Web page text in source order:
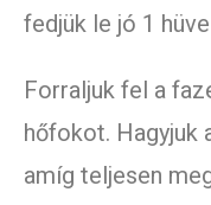
fedjük le jó 1
Forraljuk fel a
hőfokot. Hagyjuk
amíg teljesen